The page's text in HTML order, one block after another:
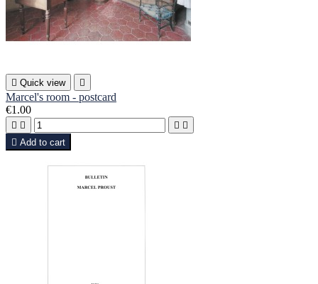
 Quick view 
Marcel's room - postcard
€1.00
   
 Add to cart